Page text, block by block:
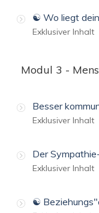
☯️ Wo liegt
Exklusiver Inhalt
Modul 3 -
Besser
Exklusiver Inhalt
Der
Exklusiver Inhalt
☯️